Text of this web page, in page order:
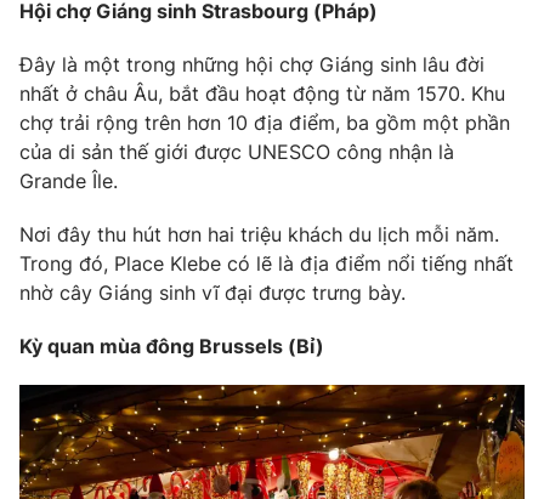
thuận bằng văn bản. Ghi rõ nguồn VTV.vn khi phát hành lại
thông tin từ website này.
Hội chợ Giáng sinh Strasbourg (Pháp)
Đây là một trong những hội chợ Giáng sinh lâu đời
nhất ở châu Âu, bắt đầu hoạt động từ năm 1570. Khu
chợ trải rộng trên hơn 10 địa điểm, ba gồm một phần
của di sản thế giới được UNESCO công nhận là
Grande Île.
Nơi đây thu hút hơn hai triệu khách du lịch mỗi năm.
Trong đó, Place Klebe có lẽ là địa điểm nổi tiếng nhất
nhờ cây Giáng sinh vĩ đại được trưng bày.
Kỳ quan mùa đông Brussels (Bỉ)